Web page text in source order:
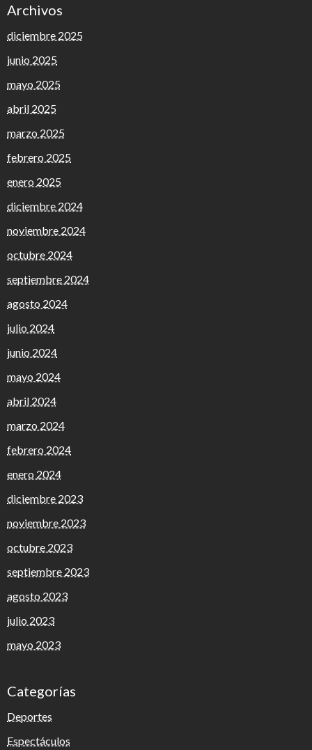
Archivos
diciembre 2025
junio 2025
mayo 2025
abril 2025
marzo 2025
febrero 2025
enero 2025
diciembre 2024
noviembre 2024
octubre 2024
septiembre 2024
agosto 2024
julio 2024
junio 2024
mayo 2024
abril 2024
marzo 2024
febrero 2024
enero 2024
diciembre 2023
noviembre 2023
octubre 2023
septiembre 2023
agosto 2023
julio 2023
mayo 2023
Categorías
Deportes
Espectáculos